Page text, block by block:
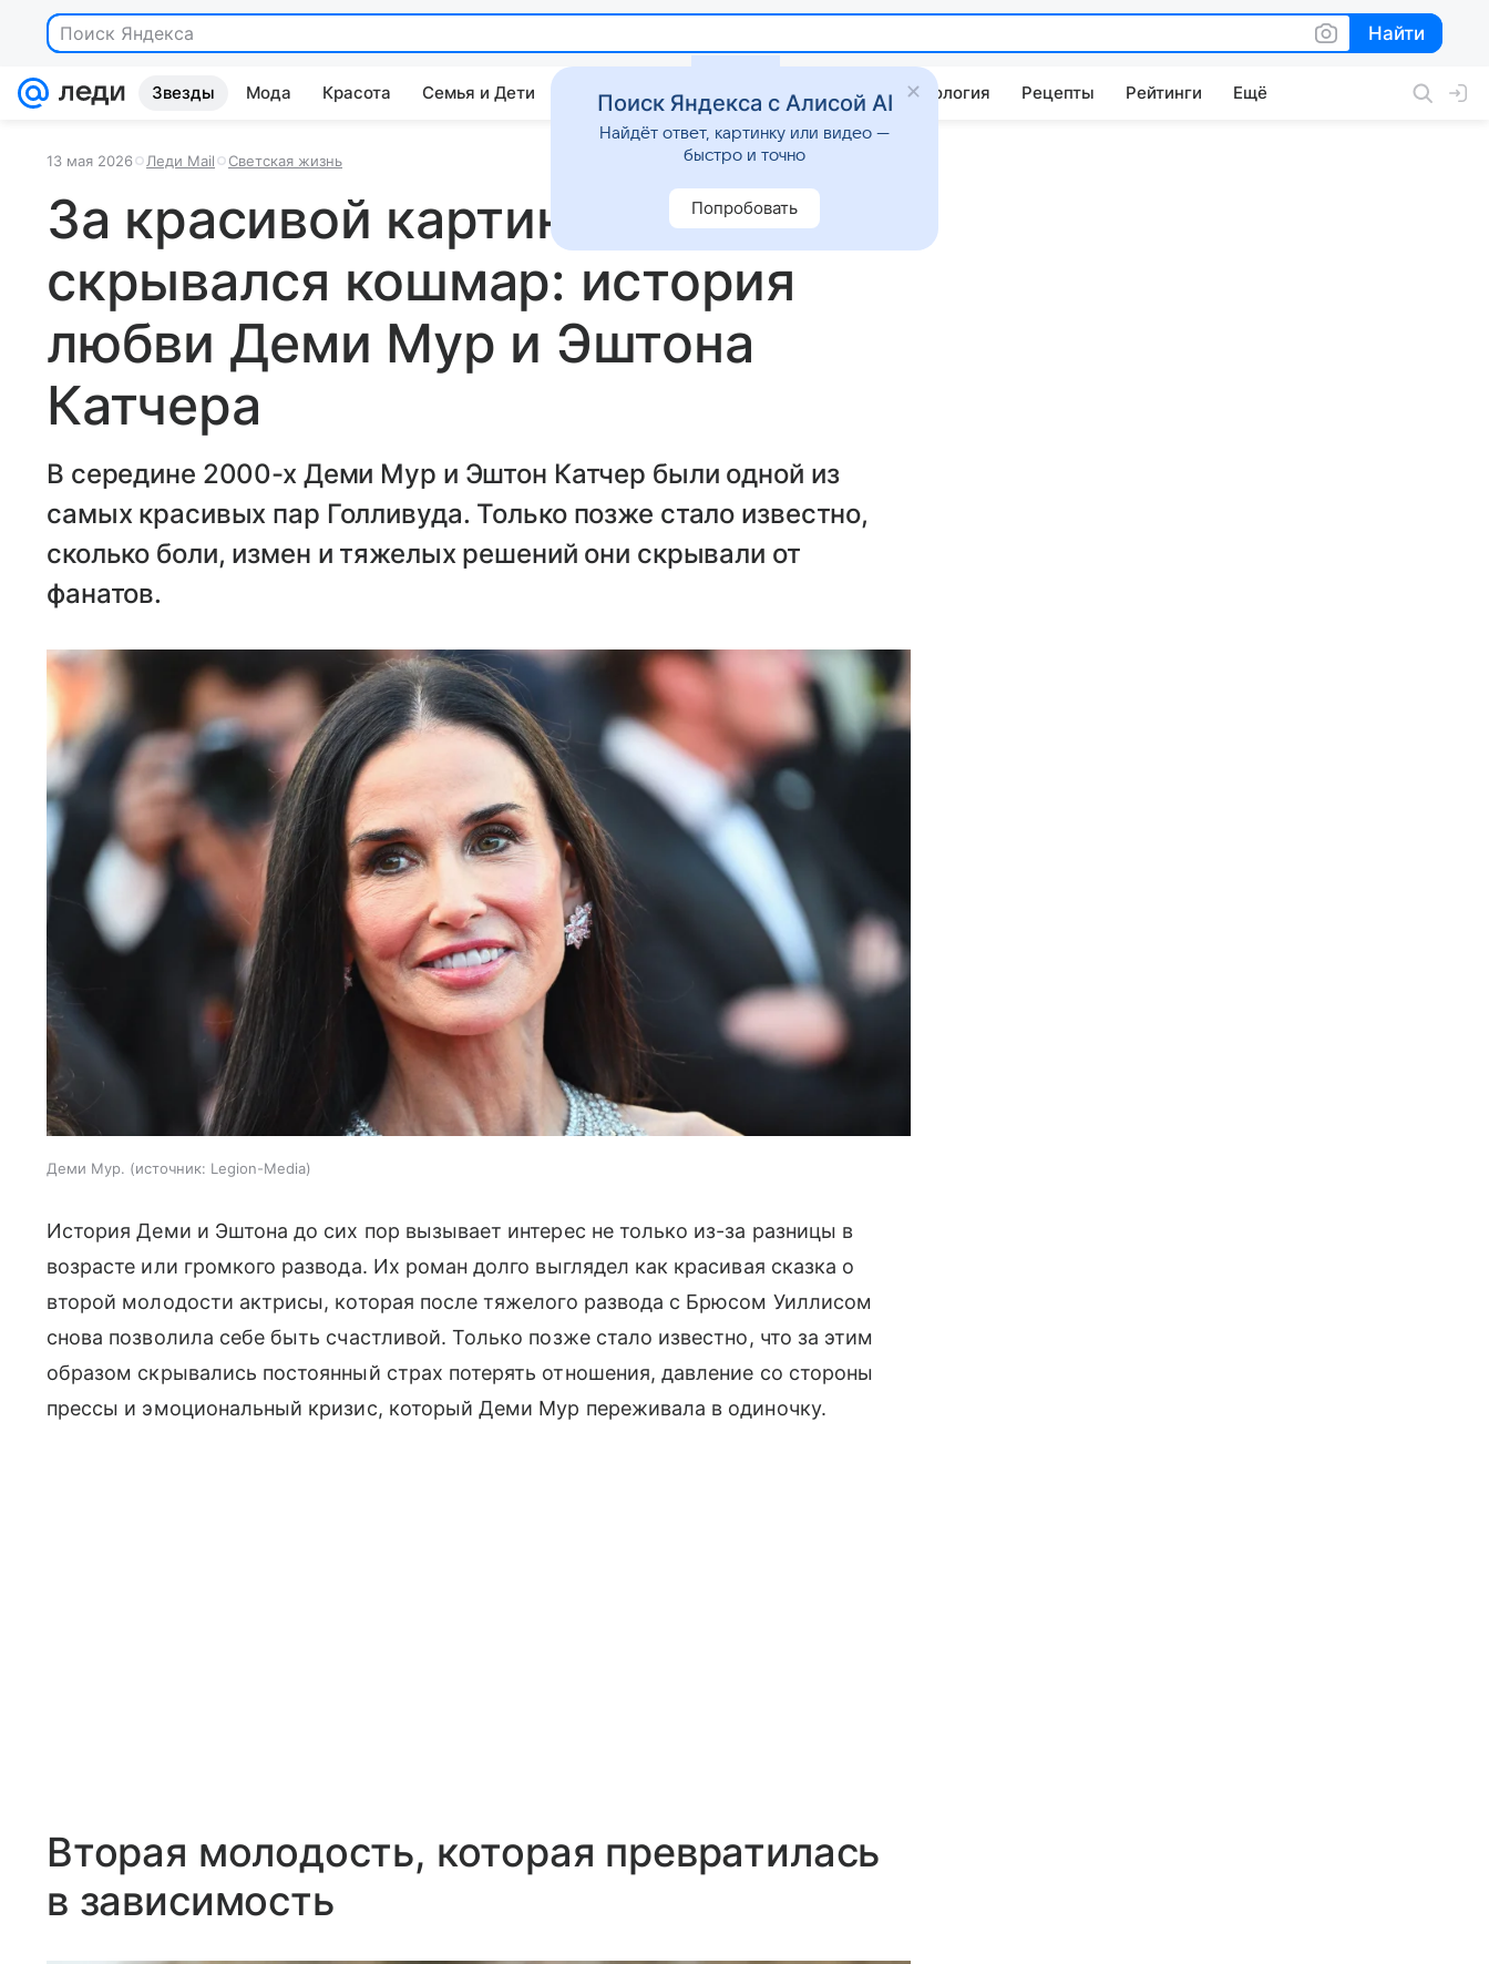
Поиск Яндекса Найти
Найти
Звезды Мода Красота Семья и Дети Дом Гороскопы Стиль жизни Психология Рецепты Рейтинги Ещё
13 мая 2026 Леди Mail Светская жизнь
За красивой картинкой
скрывался кошмар: история
любви Деми Мур и Эштона
Катчера
В середине 2000-х Деми Мур и Эштон Катчер были одной из
самых красивых пар Голливуда. Только позже стало известно,
сколько боли, измен и тяжелых решений они скрывали от
фанатов.
Деми Мур. источник: Legion-Media
История Деми и Эштона до сих пор вызывает интерес не только из-за разницы в
возрасте или громкого развода. Их роман долго выглядел как красивая сказка о
второй молодости актрисы, которая после тяжелого развода с Брюсом Уиллисом
снова позволила себе быть счастливой. Только позже стало известно, что за этим
образом скрывались постоянный страх потерять отношения, давление со стороны
прессы и эмоциональный кризис, который Деми Мур переживала в одиночку.
Вторая молодость, которая превратилась
в зависимость
Поиск Яндекса с Алисой AI
Найдёт ответ, картинку или видео —
быстро и точно
Попробовать